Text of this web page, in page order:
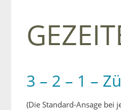
3 – 2 – 1 –
(Die Standard-Ansage bei